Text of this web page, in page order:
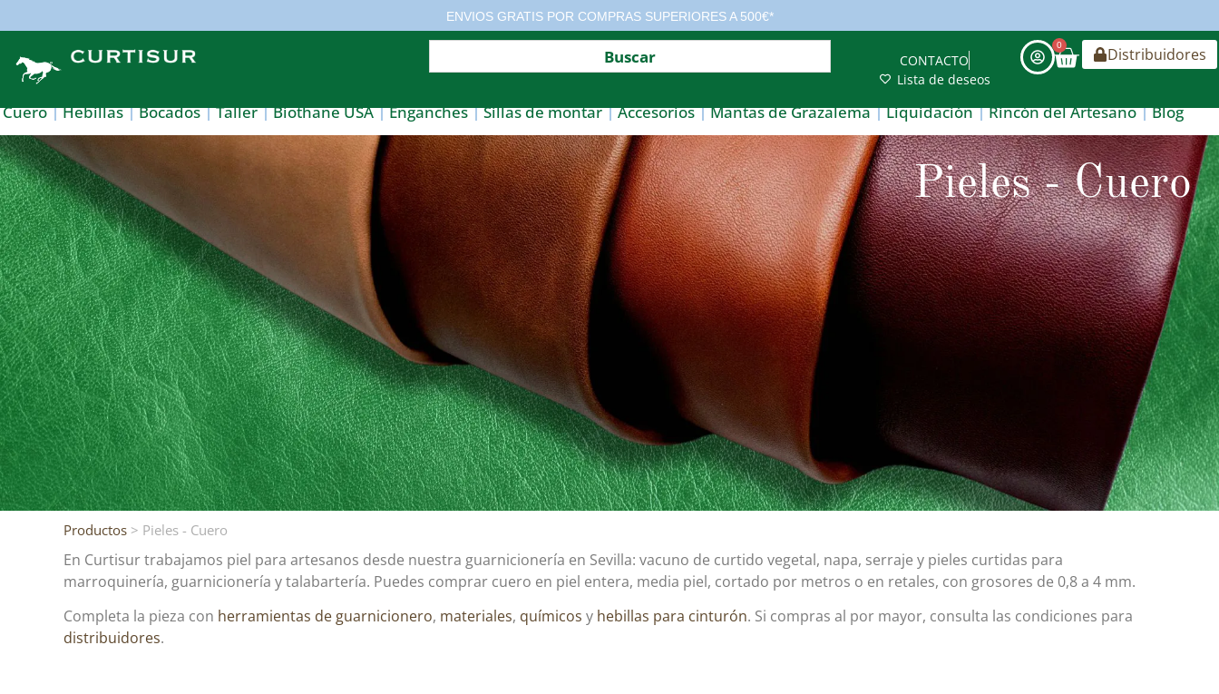
ENVIOS GRATIS POR COMPRAS SUPERIORES A 500€*
CONTACTO
Lista de deseos
0 Distribuidores
Cuero Hebillas Bocados Taller Biothane USA Enganches Sillas de montar Accesorios Mantas de Grazalema Liquidación Rincón del Artesano Blog
Pieles - Cuero
Productos > Pieles - Cuero
En Curtisur trabajamos piel para artesanos desde nuestra guarnicionería en Sevilla: vacuno de curtido vegetal, napa, serraje y pieles curtidas para
marroquinería, guarnicionería y talabartería. Puedes comprar cuero en piel entera, media piel, cortado por metros o en retales, con grosores de 0,8 a 4 mm.
Completa la pieza con herramientas de guarnicionero, materiales, químicos y hebillas para cinturón. Si compras al por mayor, consulta las condiciones para
distribuidores.